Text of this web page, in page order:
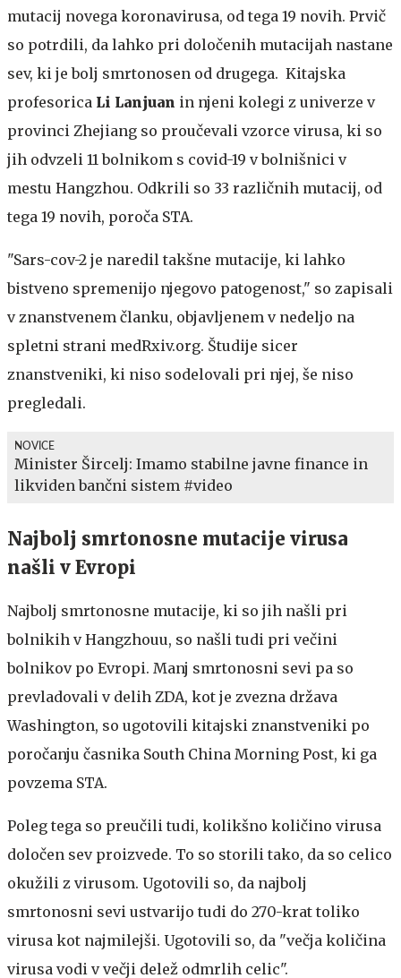
mutacij novega koronavirusa, od tega 19 novih. Prvič
so potrdili, da lahko pri določenih mutacijah nastane
sev, ki je bolj smrtonosen od drugega. Kitajska
profesorica Li Lanjuan in njeni kolegi z univerze v
provinci Zhejiang so proučevali vzorce virusa, ki so
jih odvzeli 11 bolnikom s covid-19 v bolnišnici v
mestu Hangzhou. Odkrili so 33 različnih mutacij, od
tega 19 novih, poroča STA.
"Sars-cov-2 je naredil takšne mutacije, ki lahko
bistveno spremenijo njegovo patogenost," so zapisali
v znanstvenem članku, objavljenem v nedeljo na
spletni strani medRxiv.org. Študije sicer
znanstveniki, ki niso sodelovali pri njej, še niso
pregledali.
NOVICE
Minister Šircelj: Imamo stabilne javne finance in
likviden bančni sistem #video
Najbolj smrtonosne mutacije virusa
našli v Evropi
Najbolj smrtonosne mutacije, ki so jih našli pri
bolnikih v Hangzhouu, so našli tudi pri večini
bolnikov po Evropi. Manj smrtonosni sevi pa so
prevladovali v delih ZDA, kot je zvezna država
Washington, so ugotovili kitajski znanstveniki po
poročanju časnika South China Morning Post, ki ga
povzema STA.
Poleg tega so preučili tudi, kolikšno količino virusa
določen sev proizvede. To so storili tako, da so celico
okužili z virusom. Ugotovili so, da najbolj
smrtonosni sevi ustvarijo tudi do 270-krat toliko
virusa kot najmilejši. Ugotovili so, da "večja količina
virusa vodi v večji delež odmrlih celic".